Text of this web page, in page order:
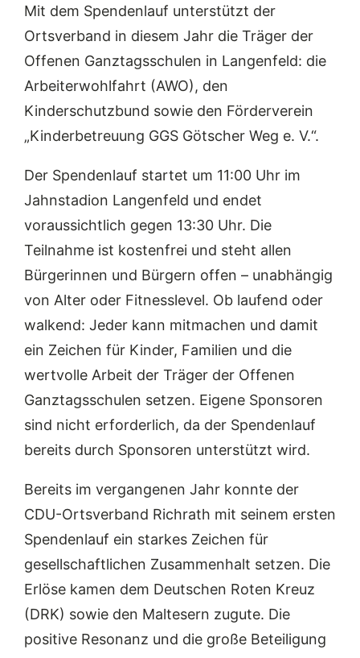
Mit dem Spendenlauf unterstützt der
Ortsverband in diesem Jahr die Träger der
Offenen Ganztagsschulen in Langenfeld: die
Arbeiterwohlfahrt (AWO), den
Kinderschutzbund sowie den Förderverein
„Kinderbetreuung GGS Götscher Weg e. V.“.
Der Spendenlauf startet um 11:00 Uhr im
Jahnstadion Langenfeld und endet
voraussichtlich gegen 13:30 Uhr. Die
Teilnahme ist kostenfrei und steht allen
Bürgerinnen und Bürgern offen – unabhängig
von Alter oder Fitnesslevel. Ob laufend oder
walkend: Jeder kann mitmachen und damit
ein Zeichen für Kinder, Familien und die
wertvolle Arbeit der Träger der Offenen
Ganztagsschulen setzen. Eigene Sponsoren
sind nicht erforderlich, da der Spendenlauf
bereits durch Sponsoren unterstützt wird.
Bereits im vergangenen Jahr konnte der
CDU-Ortsverband Richrath mit seinem ersten
Spendenlauf ein starkes Zeichen für
gesellschaftlichen Zusammenhalt setzen. Die
Erlöse kamen dem Deutschen Roten Kreuz
(DRK) sowie den Maltesern zugute. Die
positive Resonanz und die große Beteiligung